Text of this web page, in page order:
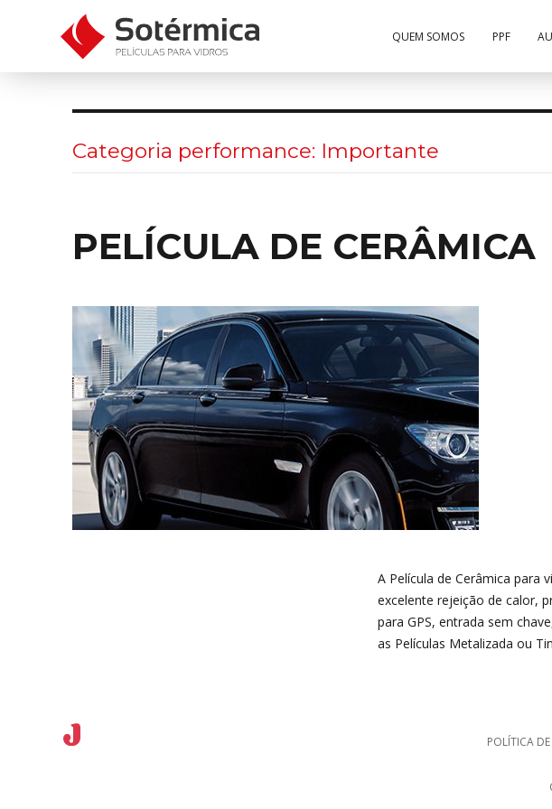
QUEM SOMOS PPF
Categoria performance: Importante
PELÍCULA DE CERÂMICA
A Película de Cerâmica para
excelente rejeição de calor,
para GPS, entrada sem
as Películas Metalizada ou
POLÍTICA